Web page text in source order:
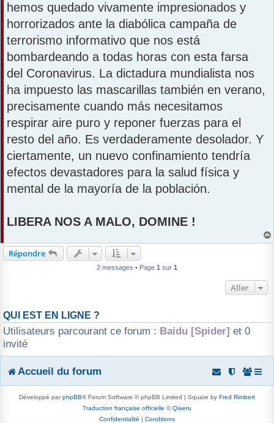
hemos quedado vivamente impresionados y
horrorizados ante la diabólica campaña de
terrorismo informativo que nos está
bombardeando a todas horas con esta farsa
del Coronavirus. La dictadura mundialista nos
ha impuesto las mascarillas también en verano,
precisamente cuando más necesitamos
respirar aire puro y reponer fuerzas para el
resto del año. Es verdaderamente desolador. Y
ciertamente, un nuevo confinamiento tendría
efectos devastadores para la salud física y
mental de la mayoría de la población.
LIBERA NOS A MALO, DOMINE !
Répondre
2 messages • Page 1 sur 1
Aller
QUI EST EN LIGNE ?
Utilisateurs parcourant ce forum : Baidu [Spider] et 0
invité
Accueil du forum
Développé parphpBB® Forum Software © phpBB Limited | Square by Fred Rimbert
Traduction française officielle ©Qiaeru
Confidentialité | Conditions